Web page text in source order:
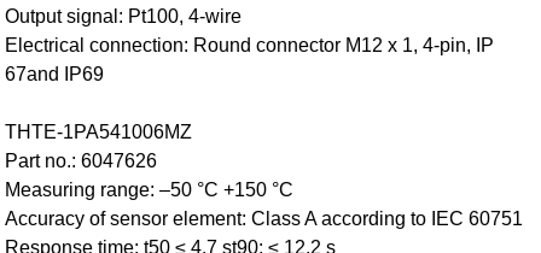
Output signal: Pt100, 4-wire
Electrical connection: Round connector M12 x 1, 4-pin, IP
67and IP69
THTE-1PA541006MZ
Part no.: 6047626
Measuring range: –50 °C +150 °C
Accuracy of sensor element: Class A according to IEC 60751
Response time: t50 ≤ 4,7 st90: ≤ 12.2 s